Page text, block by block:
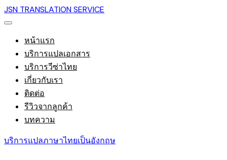
JSN TRANSLATION SERVICE
หน้าแรก
บริการแปลเอกสาร
บริการวีซ่าไทย
เกี่ยวกับเรา
ติดต่อ
รีวิวจากลูกค้า
บทความ
บริการแปลภาษาไทยเป็นอังกฤษ